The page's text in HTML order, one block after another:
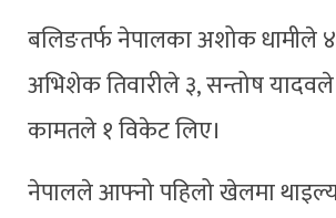
बलिङतर्फ नेपालका अशोक धामीले
अभिशेक तिवारीले ३, सन्तोष
कामतले १ विकेट लिए।
नेपालले आफ्नो पहिलो खेलमा